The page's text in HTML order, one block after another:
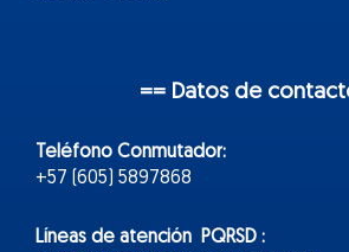
== Datos de
Teléfono Conmutador:
+57 (605) 5897868
Líneas de atención PQRSD :